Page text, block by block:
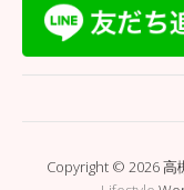
Copyright © 2026 高